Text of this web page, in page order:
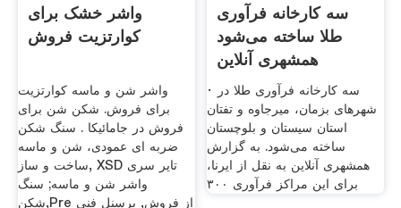
واشر خشک برای
کوارتزیت فروش
واشر شن و ماسه کوارتزیت
برای فروش. شکن شن برای
فروش در جامائیکا . سنگ شکن
ضربه ای عمودی، شن و ماسه
ساخت و ساز, XSD تایر سری
واشر شن و ماسه; سنگ
شکن,Pre از فروش, پرسنل فنی
سه کارخانه فرآوری
طلا ساخته می‌شود
همشهری آنلاین
· سه کارخانه فرآوری طلا در
شهرهای بزمان، میرجاوه و تفتان
استان سیستان و بلوچستان
ساخته می‌شود. به گزارش
همشهری آنلاین به نقل از ایرنا،
برای این مراکز فرآوری ۳۰۰